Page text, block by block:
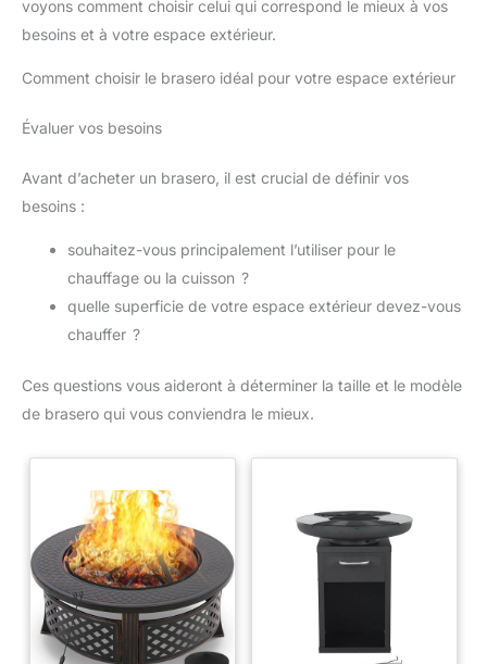
voyons comment choisir celui qui correspond le mieux à vos
besoins et à votre espace extérieur.
Comment choisir le brasero idéal pour votre espace extérieur
Évaluer vos besoins
Avant d’acheter un brasero, il est crucial de définir vos
besoins :
souhaitez-vous principalement l’utiliser pour le
chauffage ou la cuisson ?
quelle superficie de votre espace extérieur devez-vous
chauffer ?
Ces questions vous aideront à déterminer la taille et le modèle
de brasero qui vous conviendra le mieux.